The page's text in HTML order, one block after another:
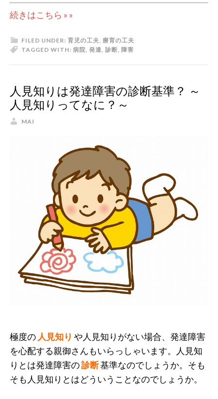
続きはこちら » »
FILED UNDER: 育児の工夫 療育の工夫
TAGGED WITH: 病院 発達 診断 障害
人見知りは発達障害の診断基準？ ～
人見知りってなに？～
MAI
極度の 人見知り や人見知りがない場合、発達障害
を心配する親御さんもいらっしゃいます。人見知
りとは発達障害の診断基準なのでしょうか。そも
そも人見知りとはどういうことなのでしょうか。